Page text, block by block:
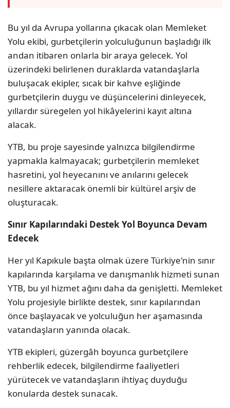
Bu yıl da Avrupa yollarına çıkacak olan Memleket
Yolu ekibi, gurbetçilerin yolculuğunun başladığı ilk
andan itibaren onlarla bir araya gelecek. Yol
üzerindeki belirlenen duraklarda vatandaşlarla
buluşacak ekipler, sıcak bir kahve eşliğinde
gurbetçilerin duygu ve düşüncelerini dinleyecek,
yıllardır süregelen yol hikâyelerini kayıt altına
alacak.
YTB, bu proje sayesinde yalnızca bilgilendirme
yapmakla kalmayacak; gurbetçilerin memleket
hasretini, yol heyecanını ve anılarını gelecek
nesillere aktaracak önemli bir kültürel arşiv de
oluşturacak.
Sınır Kapılarındaki Destek Yol Boyunca Devam
Edecek
Her yıl Kapıkule başta olmak üzere Türkiye'nin sınır
kapılarında karşılama ve danışmanlık hizmeti sunan
YTB, bu yıl hizmet ağını daha da genişletti. Memleket
Yolu projesiyle birlikte destek, sınır kapılarından
önce başlayacak ve yolculuğun her aşamasında
vatandaşların yanında olacak.
YTB ekipleri, güzergâh boyunca gurbetçilere
rehberlik edecek, bilgilendirme faaliyetleri
yürütecek ve vatandaşların ihtiyaç duyduğu
konularda destek sunacak.